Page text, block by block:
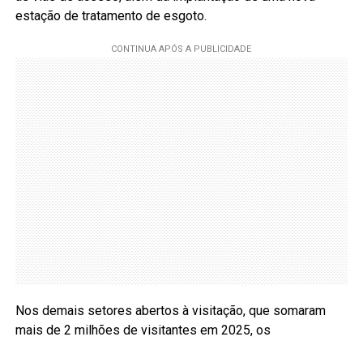
estação de tratamento de esgoto.
Nos demais setores abertos à visitação, que somaram
mais de 2 milhões de visitantes em 2025, os